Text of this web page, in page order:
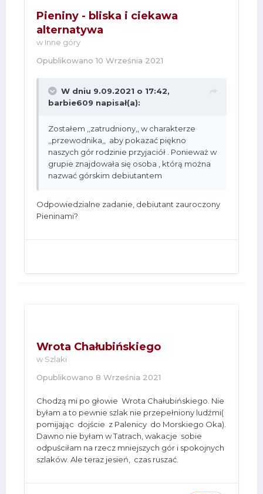
Pieniny - bliska i ciekawa
alternatywa
w Inne góry
Opublikowano10 Września 2021
W dniu 9.09.2021 o 17:42,
barbie609 napisał(a):
Zostałem ,,zatrudniony,, w charakterze
,,przewodnika,, aby pokazać piękno
naszych gór rodzinie przyjaciół . Ponieważ w
grupie znajdowała się osoba , którą można
nazwać górskim debiutantem
Odpowiedzialne zadanie, debiutant zauroczony
Pieninami?
Wrota Chałubińskiego
w Szlaki
Opublikowano 8 Września 2021
Chodzą mi po głowie Wrota Chałubińskiego. Nie
byłam a to pewnie szlak nie przepełniony ludźmi(
pomijając dojście z Palenicy do Morskiego Oka).
Dawno nie byłam w Tatrach, wakacje sobie
odpuściłam na rzecz mniejszych gór i spokojnych
szlaków. Ale teraz jesień, czas ruszać.